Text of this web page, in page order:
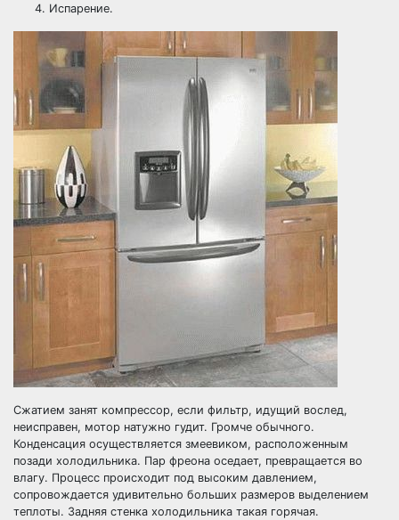
Испарение.
Сжатием занят компрессор, если фильтр, идущий вослед,
неисправен, мотор натужно гудит. Громче обычного.
Конденсация осуществляется змеевиком, расположенным
позади холодильника. Пар фреона оседает, превращается во
влагу. Процесс происходит под высоким давлением,
сопровождается удивительно больших размеров выделением
теплоты. Задняя стенка холодильника такая горячая.